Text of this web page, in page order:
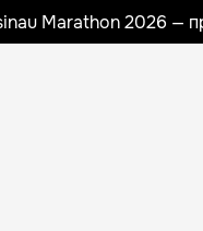
Marathon 2026 —